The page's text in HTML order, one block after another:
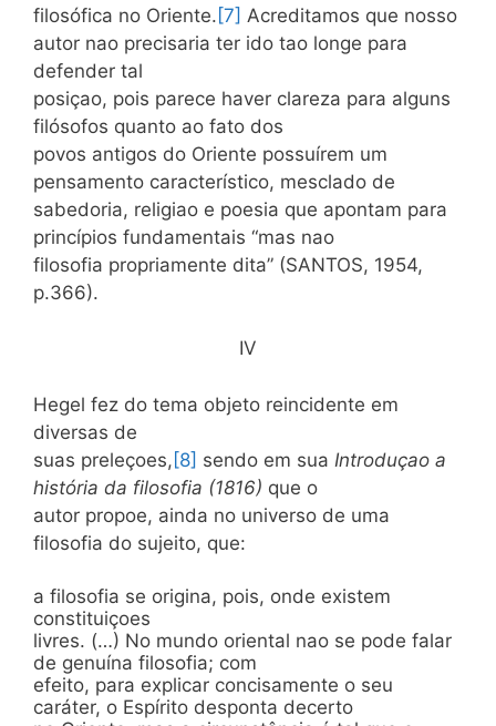
filosófica no Oriente. [7] Acreditamos que nosso
autor nao precisaria ter ido tao longe para
defender tal
posiçao, pois parece haver clareza para alguns
filósofos quanto ao fato dos
povos antigos do Oriente possuírem um
pensamento característico, mesclado de
sabedoria, religiao e poesia que apontam para
princípios fundamentais “mas nao
filosofia propriamente dita” (SANTOS, 1954,
p.366).
IV
Hegel fez do tema objeto reincidente em
diversas de
suas preleçoes, [8] sendo em sua Introduçao a
história da filosofia (1816) que o
autor propoe, ainda no universo de uma
filosofia do sujeito, que:
a filosofia se origina, pois, onde existem
constituiçoes
livres. (…) No mundo oriental nao se pode falar
de genuína filosofia; com
efeito, para explicar concisamente o seu
caráter, o Espírito desponta decerto